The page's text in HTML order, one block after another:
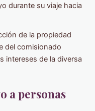
durante su viaje hacia
de la propiedad
del comisionado
intereses de la diversa
a personas